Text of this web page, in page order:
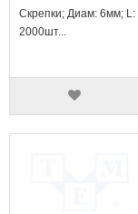
Скрепки; Диам: 6мм;
2000шт...